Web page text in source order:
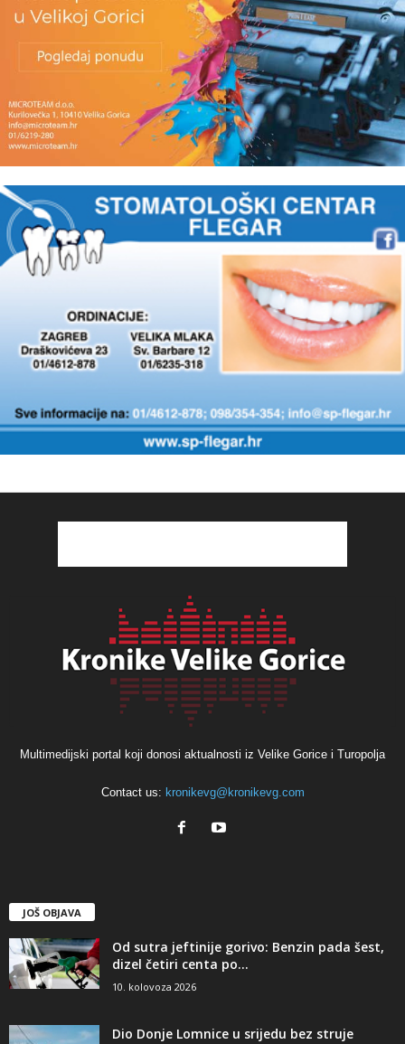
Multimedijski portal koji donosi aktualnosti iz Velike Gorice i Turopolja
Contact us: kronikevg@kronikevg.com
JOŠ OBJAVA
Od sutra jeftinije gorivo: Benzin pada šest,
dizel četiri centa po...
10. kolovoza 2026
Dio Donje Lomnice u srijedu bez struje